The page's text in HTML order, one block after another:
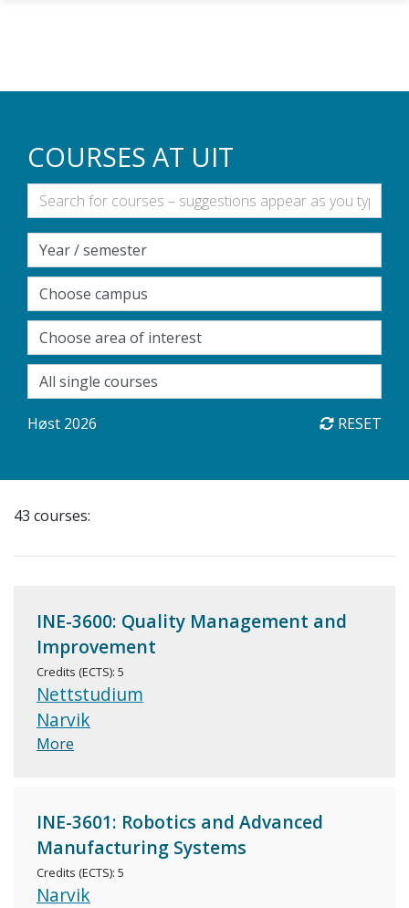
COURSES AT UIT
Høst 2026 RESET
43 courses:
INE-3600: Quality Management and
Improvement
Credits (ECTS): 5
Nettstudium
Narvik
More
INE-3601: Robotics and Advanced
Manufacturing Systems
Credits (ECTS): 5
Narvik